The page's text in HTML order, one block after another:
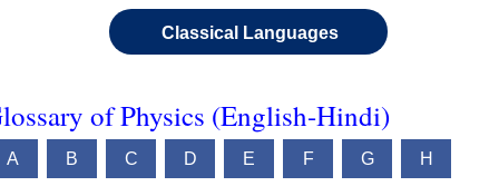
Classical Languages
of Physics (English-Hindi)
A B C D E F G H